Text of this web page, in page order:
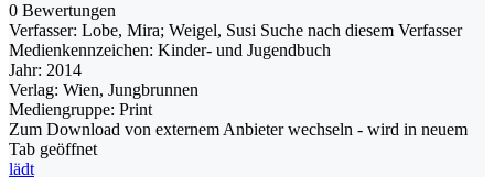
0 Bewertungen
Verfasser: Lobe, Mira; Weigel, Susi Suche nach diesem Verfasser
Medienkennzeichen: Kinder- und Jugendbuch
Jahr: 2014
Verlag: Wien, Jungbrunnen
Mediengruppe: Print
Zum Download von externem Anbieter wechseln - wird in neuem
Tab geöffnet
lädt